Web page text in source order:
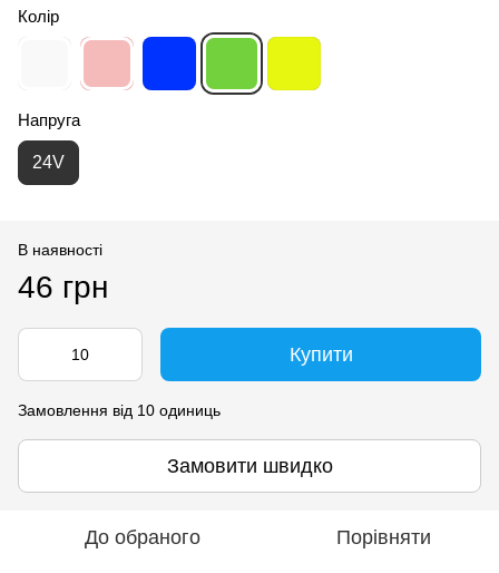
Колір
Напруга
24V
В наявності
46 грн
Купити
Замовлення від 10 одиниць
Замовити швидко
До обраного Порівняти